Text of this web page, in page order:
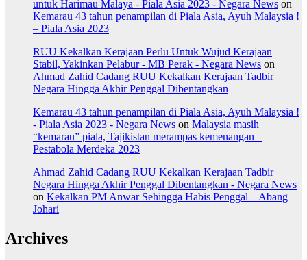
untuk Harimau Malaya - Piala Asia 2023 - Negara News on
Kemarau 43 tahun penampilan di Piala Asia, Ayuh Malaysia !
– Piala Asia 2023
RUU Kekalkan Kerajaan Perlu Untuk Wujud Kerajaan
Stabil, Yakinkan Pelabur - MB Perak - Negara News on
Ahmad Zahid Cadang RUU Kekalkan Kerajaan Tadbir
Negara Hingga Akhir Penggal Dibentangkan
Kemarau 43 tahun penampilan di Piala Asia, Ayuh Malaysia !
- Piala Asia 2023 - Negara News on Malaysia masih
“kemarau” piala, Tajikistan merampas kemenangan –
Pestabola Merdeka 2023
Ahmad Zahid Cadang RUU Kekalkan Kerajaan Tadbir
Negara Hingga Akhir Penggal Dibentangkan - Negara News
on Kekalkan PM Anwar Sehingga Habis Penggal – Abang
Johari
Archives